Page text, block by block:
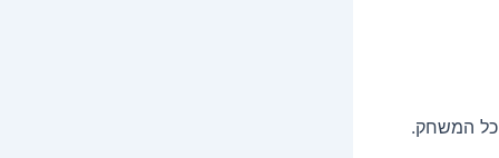
כל המשחק.